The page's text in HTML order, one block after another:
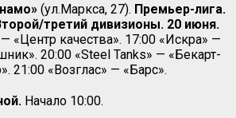
(ул.Маркса, 27). Премьер-лига.
третий дивизионы. 20 июня.
«Центр качества». 17:00 «Искра» —
20:00 «Steel Tanks» — «Бекарт-
21:00 «Возглас» — «Барс».
Начало 10:00.